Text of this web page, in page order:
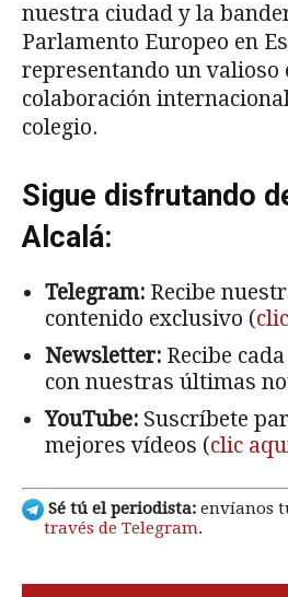
nuestra ciudad y la
Parlamento Europeo en
representando un valioso
colaboración
colegio.
Sigue disfrutando
Alcalá:
Telegram: Recibe
contenido exclusivo (
Newsletter: Recibe
con nuestras últimas
YouTube: Suscríbete
mejores vídeos (clic
Sé tú el periodista: envíanos
través de Telegram.